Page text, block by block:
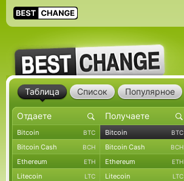
Таблица Список Популярное
Bitcoin BTC Bitcoin BTC
Bitcoin Cash BCH Bitcoin Cash BCH
Ethereum ETH Ethereum ETH
Litecoin LTC Litecoin LTC